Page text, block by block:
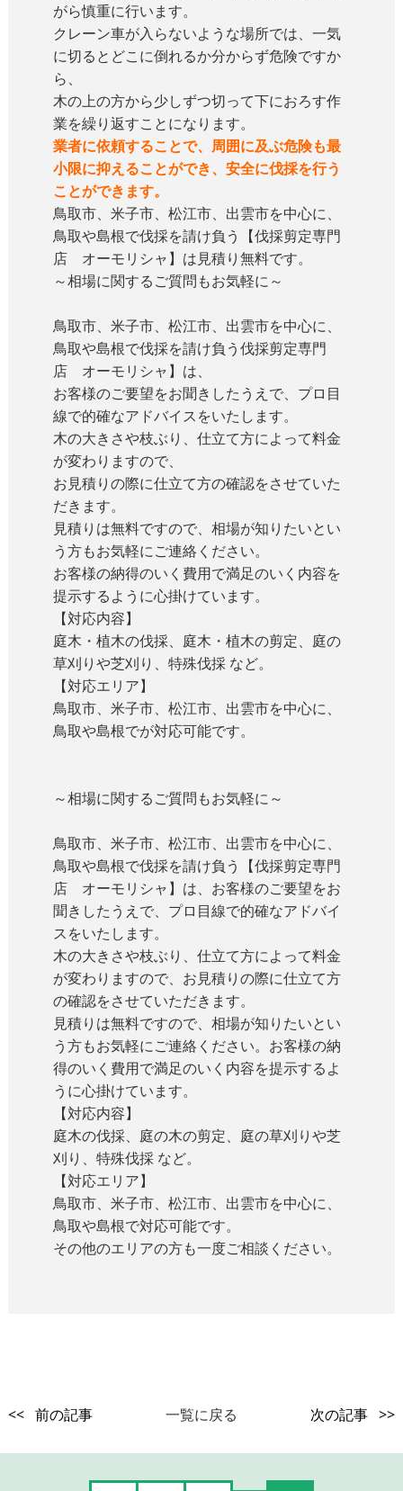
がら慎重に行います。
クレーン車が入らないような場所では、一気
に切るとどこに倒れるか分からず危険ですか
ら、
木の上の方から少しずつ切って下におろす作
業を繰り返すことになります。
業者に依頼することで、周囲に及ぶ危険も最
小限に抑えることができ、安全に伐採を行う
ことができます。
鳥取市、米子市、松江市、出雲市を中心に、
鳥取や島根で伐採を請け負う【伐採剪定専門
店 オーモリシャ】は見積り無料です。
～相場に関するご質問もお気軽に～
鳥取市、米子市、松江市、出雲市を中心に、
鳥取や島根で伐採を請け負う伐採剪定専門
店 オーモリシャ】は、
お客様のご要望をお聞きしたうえで、プロ目
線で的確なアドバイスをいたします。
木の大きさや枝ぶり、仕立て方によって料金
が変わりますので、
お見積りの際に仕立て方の確認をさせていた
だきます。
見積りは無料ですので、相場が知りたいとい
う方もお気軽にご連絡ください。
お客様の納得のいく費用で満足のいく内容を
提示するように心掛けています。
【対応内容】
庭木・植木の伐採、庭木・植木の剪定、庭の
草刈りや芝刈り、特殊伐採 など。
【対応エリア】
鳥取市、米子市、松江市、出雲市を中心に、
鳥取や島根でが対応可能です。
～相場に関するご質問もお気軽に～
鳥取市、米子市、松江市、出雲市を中心に、
鳥取や島根で伐採を請け負う【伐採剪定専門
店 オーモリシャ】は、お客様のご要望をお
聞きしたうえで、プロ目線で的確なアドバイ
スをいたします。
木の大きさや枝ぶり、仕立て方によって料金
が変わりますので、お見積りの際に仕立て方
の確認をさせていただきます。
見積りは無料ですので、相場が知りたいとい
う方もお気軽にご連絡ください。お客様の納
得のいく費用で満足のいく内容を提示するよ
うに心掛けています。
【対応内容】
庭木の伐採、庭の木の剪定、庭の草刈りや芝
刈り、特殊伐採 など。
【対応エリア】
鳥取市、米子市、松江市、出雲市を中心に、
鳥取や島根で対応可能です。
その他のエリアの方も一度ご相談ください。
<< 前の記事 一覧に戻る 次の記事 >>